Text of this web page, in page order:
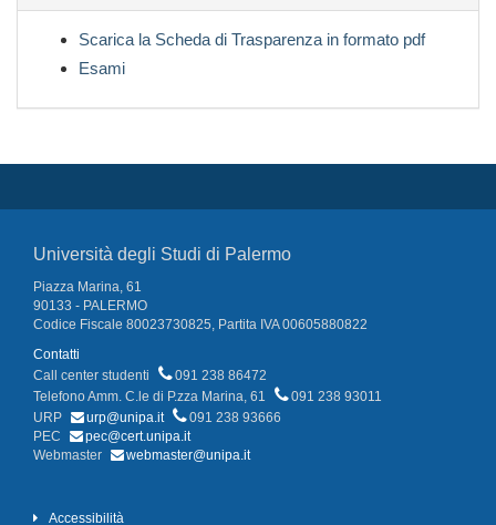
Scarica la Scheda di Trasparenza in formato pdf
Esami
Università degli Studi di Palermo
Piazza Marina, 61
90133 - PALERMO
Codice Fiscale 80023730825, Partita IVA 00605880822
Contatti
Call center studenti
091 238 86472
Telefono Amm. C.le di P.zza Marina, 61
091 238 93011
URP
urp@unipa.it
091 238 93666
PEC
pec@cert.unipa.it
Webmaster
webmaster@unipa.it
Accessibilità